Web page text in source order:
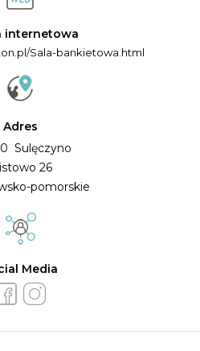
internetowa
Sala-bankietowa.html
Adres
Sulęczyno
26
pomorskie
Media